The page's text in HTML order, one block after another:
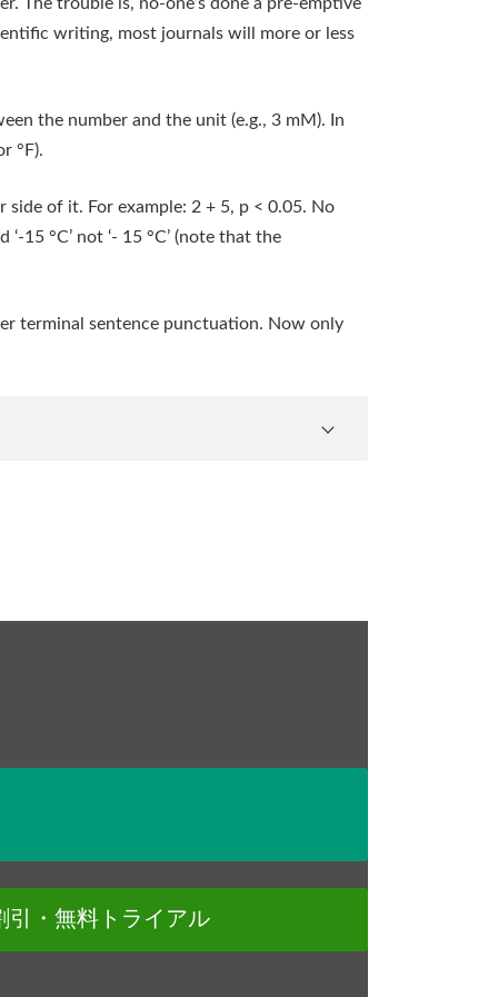
writing, most journals will more or less
the number and the unit (e.g., 3 mM). In
°F).
of it. For example: 2 + 5, p < 0.05. No
15 °C’ not ‘- 15 °C’ (note that the
terminal sentence punctuation. Now only
引・無料トライアル